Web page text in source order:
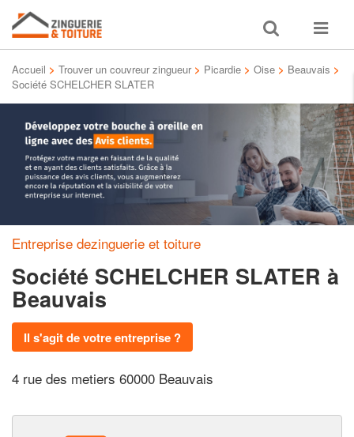
Toggle
search
Toggle
Accueil > Trouver un couvreur zingueur > Picardie > Oise > Beauvais >
Société SCHELCHER SLATER
Entreprise dezinguerie et toiture
Société SCHELCHER SLATER à
Beauvais
Il s'agit de votre entreprise ?
4 rue des metiers 60000 Beauvais